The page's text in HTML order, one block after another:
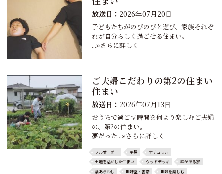
放送日： 2026年07月20日
子どもたちがのびのびと遊び、家族それぞ
れが自分らしく過ごせる住まい。
...»さらに詳しく
ご夫婦こだわりの第2の住まい
住まい
放送日： 2026年07月13日
おうちで過ごす時間を何より楽しむご夫婦
の、第2の住まい。
夢だった...»さらに詳しく
フルオーダー 平屋
ナチュラル
土地を活かした住まい
ウッドデッキ
庭がある家
梁あらわし
趣味室・書斎
趣味を楽しむ